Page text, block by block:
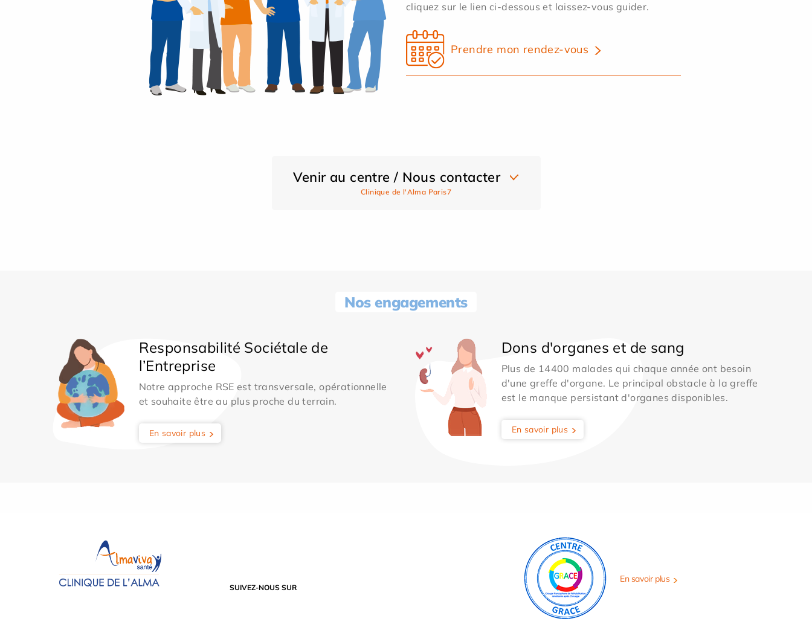
cliquez sur le lien ci-dessous et laissez-vous guider.
Prendre mon rendez-vous
Venir au centre / Nous contacter
Clinique de l'Alma Paris7
Nos engagements
Responsabilité Sociétale de
l’Entreprise
Notre approche RSE est transversale, opérationnelle
et souhaite être au plus proche du terrain.
En savoir plus
Dons d'organes et de sang
Plus de 14400 malades qui chaque année ont besoin
d'une greffe d'organe. Le principal obstacle à la greffe
est le manque persistant d'organes disponibles.
En savoir plus
SUIVEZ-NOUS SUR
En savoir plus